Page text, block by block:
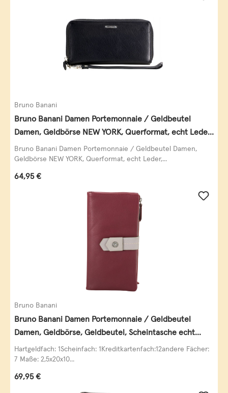
Bruno Banani
Bruno Banani Damen Portemonnaie / Geldbeutel
Damen, Geldbörse NEW YORK, Querformat, echt Leder,
schwarz
Bruno Banani Damen Portemonnaie / Geldbeutel Damen,
Geldbörse NEW YORK, Querformat, echt Leder,...
Regulärer Preis:
64,95 €
Bruno Banani
Bruno Banani Damen Portemonnaie / Geldbeutel
Damen, Geldbörse, Geldbeutel, Scheintasche echt
Leder
Hartgeldfach: 1Scheinfach: 1Kreditkartenfach:12andere Fächer:
7 Maße: 2,5x20x10...
Regulärer Preis:
69,95 €